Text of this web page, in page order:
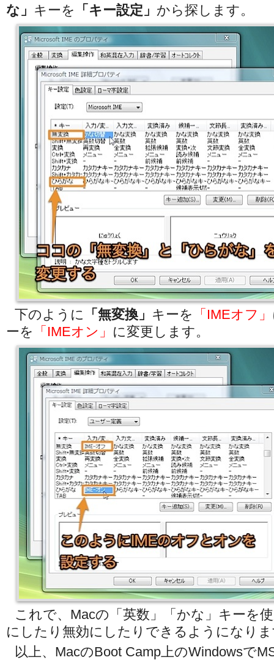
な」 キーを 「キー設定」 から探します。
下のように 「無変換」 キーを 「IMEオフ」
ーを
「IMEオン」 に変更します。
これで、Macの「英数」「かな」キーを
にしたり無効にしたりできるようになり
以上、MacのBoot Camp上のWindowsで